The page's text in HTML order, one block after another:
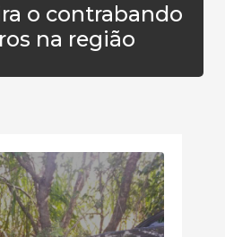
o contrabando
na região